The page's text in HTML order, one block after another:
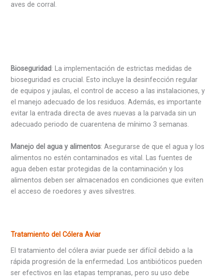
aves de corral.
Bioseguridad: La implementación de estrictas medidas de
bioseguridad es crucial. Esto incluye la desinfección regular
de equipos y jaulas, el control de acceso a las instalaciones, y
el manejo adecuado de los residuos. Además, es importante
evitar la entrada directa de aves nuevas a la parvada sin un
adecuado periodo de cuarentena de mínimo 3 semanas.
Manejo del agua y alimentos: Asegurarse de que el agua y los
alimentos no estén contaminados es vital. Las fuentes de
agua deben estar protegidas de la contaminación y los
alimentos deben ser almacenados en condiciones que eviten
el acceso de roedores y aves silvestres.
Tratamiento del Cólera Aviar
El tratamiento del cólera aviar puede ser difícil debido a la
rápida progresión de la enfermedad. Los antibióticos pueden
ser efectivos en las etapas tempranas, pero su uso debe